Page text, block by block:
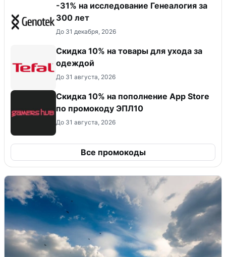
-31% на исследование Генеалогия за
300 лет
До 31 декабря, 2026
Скидка 10% на товары для ухода за
одеждой
До 31 августа, 2026
Скидка 10% на пополнение App Store
по промокоду ЭПЛ10
До 31 августа, 2026
Все промокоды